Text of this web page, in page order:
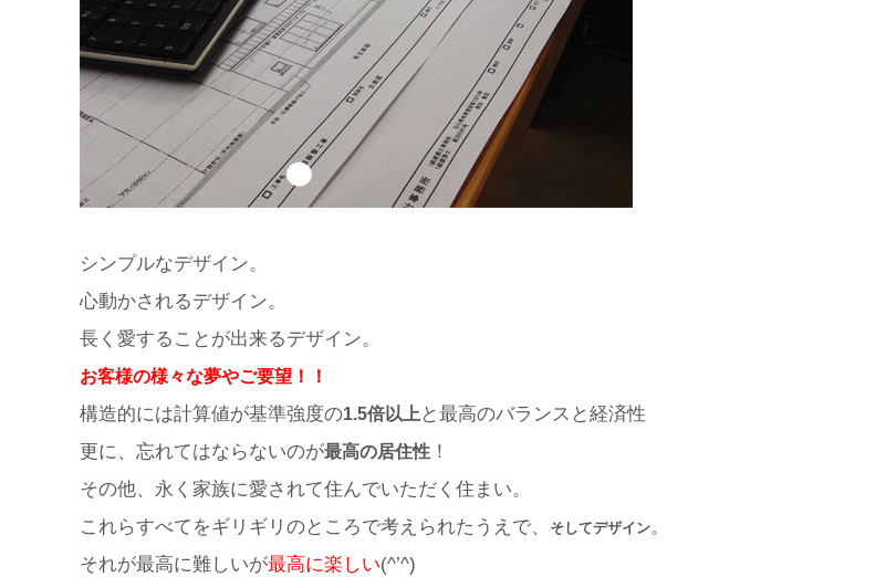
シンプルなデザイン。
心動かされるデザイン。
長く愛することが出来るデザイン。
お客様の様々な夢やご要望！！
構造的には計算値が基準強度の1.5倍以上 と最高のバランスと経済性
更に、忘れてはならないのが最高の居住性 ！
その他、永く家族に愛されて住んでいただく住まい。
これらすべてをギリギリのところで考えられたうえで、
そしてデザイン。
それが最高に難しいが最高に楽しい(^’^)